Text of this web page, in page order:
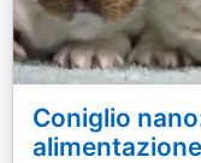
Coniglio